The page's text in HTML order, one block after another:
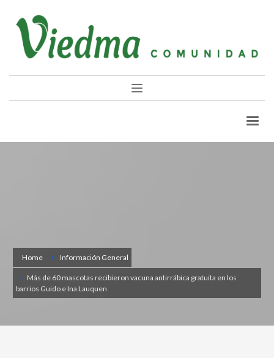
Home Información General
Más de 60 mascotas recibieron vacuna antirrábica gratuita en los
barrios Guido e Ina Lauquen